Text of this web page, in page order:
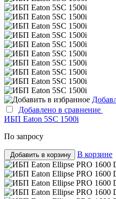
Добавлено в сравнение
ИБП Eaton 5SC 1500i
По запросу
Добавить в корзину В корзине